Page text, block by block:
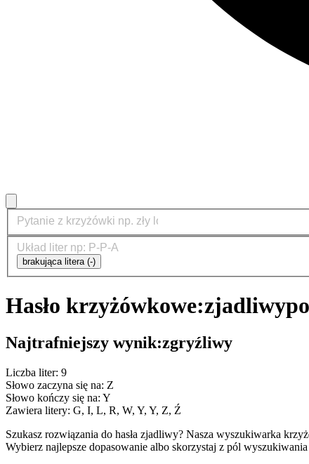
brakująca litera (-)
Hasło krzyżówkowe:zjadliwy
Najtrafniejszy wynik:zgryźliwy
Liczba liter: 9
Słowo zaczyna się na: Z
Słowo kończy się na: Y
Zawiera litery: G, I, L, R, W, Y, Y, Z, Ź
Szukasz rozwiązania do hasła zjadliwy? Nasza wyszukiwarka
Wybierz najlepsze dopasowanie albo skorzystaj z pól